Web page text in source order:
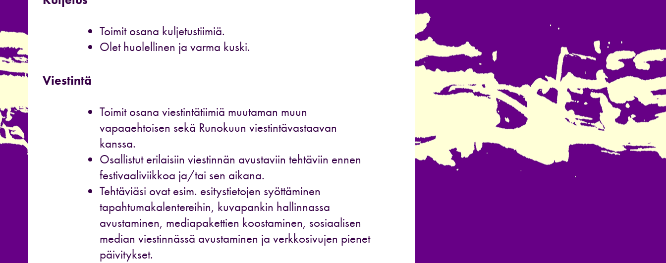
Toimit osana kuljetustiimiä.
Olet huolellinen ja varma kuski.
Viestintä
Toimit osana viestintätiimiä muutaman muun
vapaaehtoisen sekä Runokuun viestintävastaavan
kanssa.
Osallistut erilaisiin viestinnän avustaviin tehtäviin ennen
festivaaliviikkoa ja/tai sen aikana.
Tehtäviäsi ovat esim. esitystietojen syöttäminen
tapahtumakalentereihin, kuvapankin hallinnassa
avustaminen, mediapakettien koostaminen, sosiaalisen
median viestinnässä avustaminen ja verkkosivujen pienet
päivitykset.